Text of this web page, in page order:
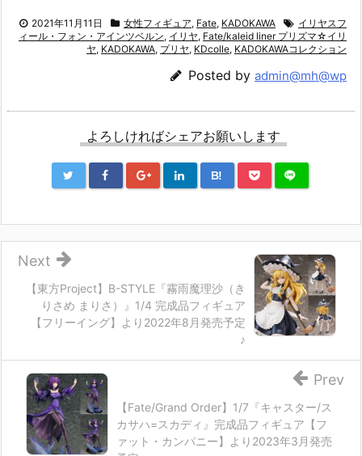
2021年11月11日 女性フィギュア, Fate, KADOKAWA
イリヤスフ
ィール・フォン・アインツベルン, イリヤ, Fate/kaleid liner プリズマ☆イリ
ヤ, KADOKAWA, プリヤ, KDcolle, KADOKAWAコレクション
Posted by admin@mh@wp
よろしければシェアお願いします
B!
【東方Project】B-STYLE『霧雨魔理沙（き
りさめ まりさ）』1/4 完成品フィギュア
【フリーイング】より2022年8月発売予定
♪
Next
【Fate/Grand Order】1/7『キャスター/ス
カサハ=スカディ』完成品フィギュア【フ
ァット・カンパニー】より2023年3月発売
Prev